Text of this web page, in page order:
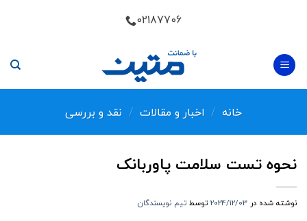
02187706
خانه / اخبار و مقالات / نقد و بررسی
نحوه تست سلامت پاوربانک
نوشته شده در 2024/12/03 توسط تیم نویسندگان